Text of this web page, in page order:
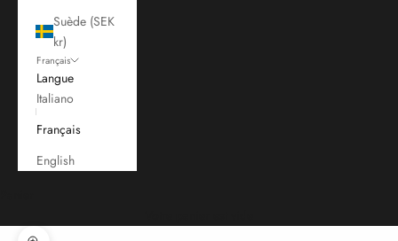
Suède (SEK
kr)
Français
Langue
Italiano
Français
English